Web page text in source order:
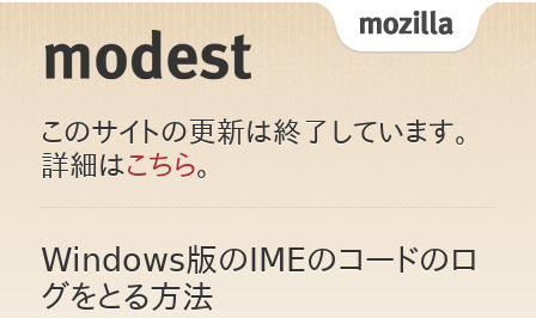
このサイトの更新は終了しています。
詳細はこちら。
Windows版のIMEのコードのロ
グをとる方法